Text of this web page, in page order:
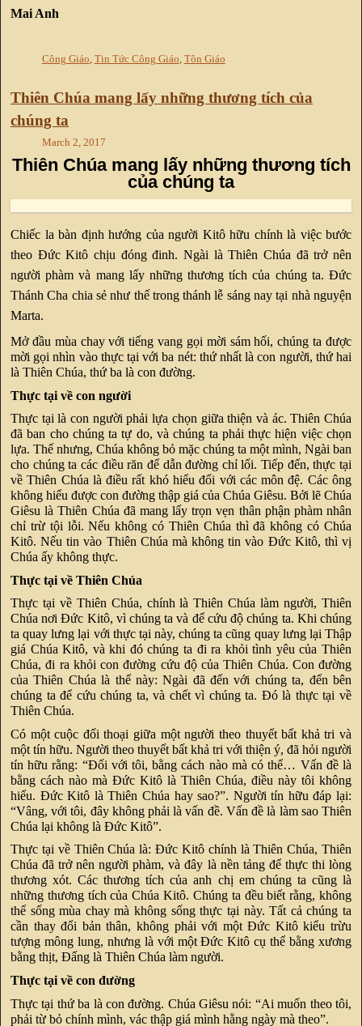
Mai Anh
Công Giáo, Tin Tức Công Giáo, Tôn Giáo
Thiên Chúa mang lấy những thương tích của
chúng ta
March 2, 2017
Thiên Chúa mang lấy những thương tích
của chúng ta
Chiếc la bàn định hướng của người Kitô hữu chính là việc bước
theo Đức Kitô chịu đóng đinh. Ngài là Thiên Chúa đã trở nên
người phàm và mang lấy những thương tích của chúng ta. Đức
Thánh Cha chia sẻ như thế trong thánh lễ sáng nay tại nhà nguyện
Marta.
Mở đầu mùa chay với tiếng vang gọi mời sám hối, chúng ta được
mời gọi nhìn vào thực tại với ba nét: thứ nhất là con người, thứ hai
là Thiên Chúa, thứ ba là con đường.
Thực tại về con người
Thực tại là con người phải lựa chọn giữa thiện và ác. Thiên Chúa
đã ban cho chúng ta tự do, và chúng ta phải thực hiện việc chọn
lựa. Thế nhưng, Chúa không bỏ mặc chúng ta một mình, Ngài ban
cho chúng ta các điều răn để dẫn đường chỉ lối. Tiếp đến, thực tại
về Thiên Chúa là điều rất khó hiểu đối với các môn đệ. Các ông
không hiểu được con đường thập giá của Chúa Giêsu. Bởi lẽ Chúa
Giêsu là Thiên Chúa đã mang lấy trọn vẹn thân phận phàm nhân
chỉ trừ tội lỗi. Nếu không có Thiên Chúa thì đã không có Chúa
Kitô. Nếu tin vào Thiên Chúa mà không tin vào Đức Kitô, thì vị
Chúa ấy không thực.
Thực tại về Thiên Chúa
Thực tại về Thiên Chúa, chính là Thiên Chúa làm người, Thiên
Chúa nơi Đức Kitô, vì chúng ta và để cứu độ chúng ta. Khi chúng
ta quay lưng lại với thực tại này, chúng ta cũng quay lưng lại Thập
giá Chúa Kitô, và khi đó chúng ta đi ra khỏi tình yêu của Thiên
Chúa, đi ra khỏi con đường cứu độ của Thiên Chúa. Con đường
của Thiên Chúa là thế này: Ngài đã đến với chúng ta, đến bên
chúng ta để cứu chúng ta, và chết vì chúng ta. Đó là thực tại về
Thiên Chúa.
Có một cuộc đối thoại giữa một người theo thuyết bất khả tri và
một tín hữu. Người theo thuyết bất khả tri với thiện ý, đã hỏi người
tín hữu rằng: “Đối với tôi, bằng cách nào mà có thể… Vấn đề là
bằng cách nào mà Đức Kitô là Thiên Chúa, điều này tôi không
hiểu. Đức Kitô là Thiên Chúa hay sao?”. Người tín hữu đáp lại:
“Vâng, với tôi, đây không phải là vấn đề. Vấn đề là làm sao Thiên
Chúa lại không là Đức Kitô”.
Thực tại về Thiên Chúa là: Đức Kitô chính là Thiên Chúa, Thiên
Chúa đã trở nên người phàm, và đây là nền tảng để thực thi lòng
thương xót. Các thương tích của anh chị em chúng ta cũng là
những thương tích của Chúa Kitô. Chúng ta đều biết rằng, không
thể sống mùa chay mà không sống thực tại này. Tất cả chúng ta
cần thay đổi bản thân, không phải với một Đức Kitô kiểu trừu
tượng mông lung, nhưng là với một Đức Kitô cụ thể bằng xương
bằng thịt, Đấng là Thiên Chúa làm người.
Thực tại về con đường
Thực tại thứ ba là con đường. Chúa Giêsu nói: “Ai muốn theo tôi,
phải từ bỏ chính mình, vác thập giá mình hằng ngày mà theo”.